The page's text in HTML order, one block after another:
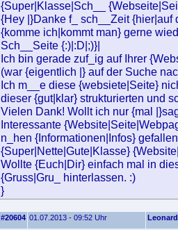
{Super|Klasse|Sch__
{Hey |}Danke f_ sch__Zeit {hier|auf
{komme ich|kommt man} gerne
Sch__Seite {:)|:D|;)}|
Ich bin gerade zuf_ig auf Ihrer
(war {eigentlich |} auf der Suche
Ich m__e diese {websiete|Seite}
dieser {gut|klar} strukturierten und
Vielen Dank! Wollt ich nur {mal
Interessante
n_hen {Informationen|Infos}
{Super|Nette|Gute|Klasse}
Wollte {Euch|Dir} einfach mal in
{Gruss|Gru_ hinterlassen. :)
}
#20604 01.07.2013 - 09:52 Uhr